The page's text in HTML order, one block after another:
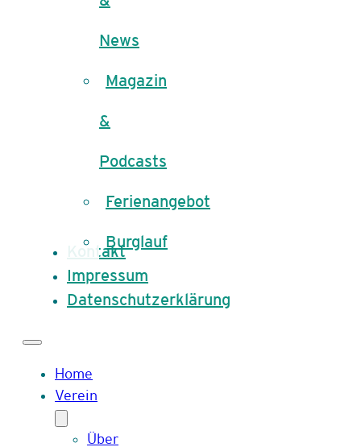
News
Magazin
&
Podcasts
Ferienangebot
Burglauf
Kontakt
Impressum
Datenschutzerklärung
Home
Verein
Über